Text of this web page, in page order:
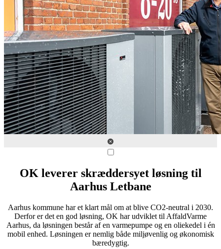
OK leverer skræddersyet løsning til
Aarhus Letbane
Aarhus kommune har et klart mål om at blive CO2-neutral i 2030.
Derfor er det en god løsning, OK har udviklet til AffaldVarme
Aarhus, da løsningen består af en varmepumpe og en oliekedel i én
mobil enhed. Løsningen er nemlig både miljøvenlig og økonomisk
bæredygtig.